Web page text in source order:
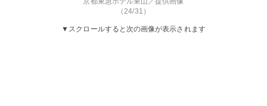
（24/31）
▼スクロールすると次の画像が表示されます